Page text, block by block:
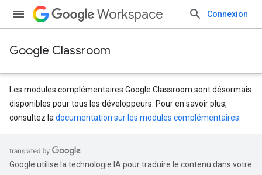
Workspace Connexion
Google Classroom
Les modules complémentaires Google Classroom sont désormais
disponibles pour tous les développeurs. Pour en savoir plus,
consultez la documentation sur les modules complémentaires
Google utilise la technologie IA pour traduire le contenu dans votre